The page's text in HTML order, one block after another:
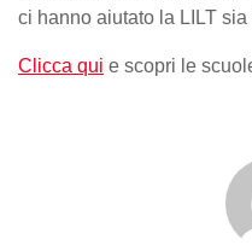
ci hanno aiutato la LILT
Clicca qui e scopri le